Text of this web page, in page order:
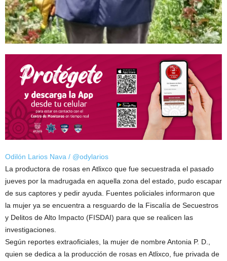
Odilón Larios Nava / @odylarios
La productora de rosas en Atlixco que fue secuestrada el pasado
jueves por la madrugada en aquella zona del estado, pudo escapar
de sus captores y pedir ayuda. Fuentes policiales informaron que
la mujer ya se encuentra a resguardo de la Fiscalía de Secuestros
y Delitos de Alto Impacto (FISDAI) para que se realicen las
investigaciones.
Según reportes extraoficiales, la mujer de nombre Antonia P. D.,
quien se dedica a la producción de rosas en Atlixco, fue privada de